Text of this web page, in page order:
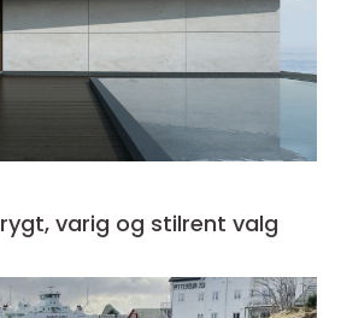
varig og stilrent valg